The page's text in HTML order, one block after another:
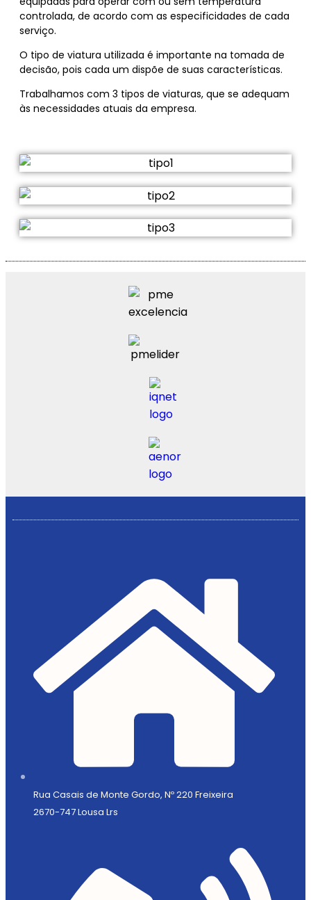
controlada, de acordo com as especificidades de cada
serviço.
O tipo de viatura utilizada é importante na tomada de
decisão, pois cada um dispõe de suas características.
Trabalhamos com 3 tipos de viaturas, que se adequam
às necessidades atuais da empresa.
Rua Casais de Monte Gordo, Nº 220 Freixeira
2670-747 Lousa Lrs